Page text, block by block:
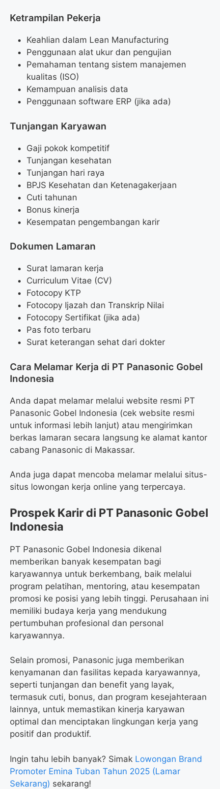
Ketrampilan Pekerja
Keahlian dalam Lean Manufacturing
Penggunaan alat ukur dan pengujian
Pemahaman tentang sistem manajemen
kualitas (ISO)
Kemampuan analisis data
Penggunaan software ERP (jika ada)
Tunjangan Karyawan
Gaji pokok kompetitif
Tunjangan kesehatan
Tunjangan hari raya
BPJS Kesehatan dan Ketenagakerjaan
Cuti tahunan
Bonus kinerja
Kesempatan pengembangan karir
Dokumen Lamaran
Surat lamaran kerja
Curriculum Vitae (CV)
Fotocopy KTP
Fotocopy Ijazah dan Transkrip Nilai
Fotocopy Sertifikat (jika ada)
Pas foto terbaru
Surat keterangan sehat dari dokter
Cara Melamar Kerja di PT Panasonic Gobel
Indonesia
Anda dapat melamar melalui website resmi PT
Panasonic Gobel Indonesia (cek website resmi
untuk informasi lebih lanjut) atau mengirimkan
berkas lamaran secara langsung ke alamat kantor
cabang Panasonic di Makassar.
Anda juga dapat mencoba melamar melalui situs-
situs lowongan kerja online yang terpercaya.
Prospek Karir di PT Panasonic Gobel
Indonesia
PT Panasonic Gobel Indonesia dikenal
memberikan banyak kesempatan bagi
karyawannya untuk berkembang, baik melalui
program pelatihan, mentoring, atau kesempatan
promosi ke posisi yang lebih tinggi. Perusahaan ini
memiliki budaya kerja yang mendukung
pertumbuhan profesional dan personal
karyawannya.
Selain promosi, Panasonic juga memberikan
kenyamanan dan fasilitas kepada karyawannya,
seperti tunjangan dan benefit yang layak,
termasuk cuti, bonus, dan program kesejahteraan
lainnya, untuk memastikan kinerja karyawan
optimal dan menciptakan lingkungan kerja yang
positif dan produktif.
Ingin tahu lebih banyak? Simak Lowongan Brand
Promoter Emina Tuban Tahun 2025 (Lamar
Sekarang) sekarang!